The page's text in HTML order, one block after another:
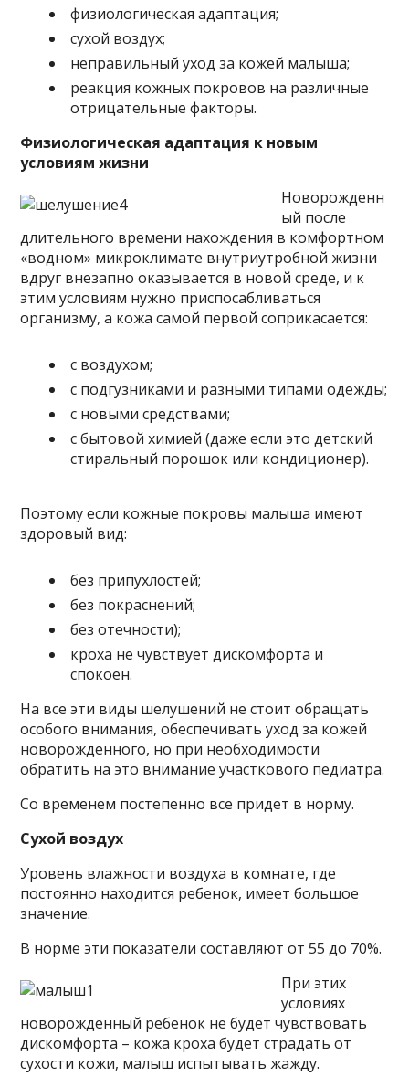
физиологическая адаптация;
сухой воздух;
неправильный уход за кожей малыша;
реакция кожных покровов на различные
отрицательные факторы.
Физиологическая адаптация к новым
условиям жизни
Новорожденн
ый после
длительного времени нахождения в комфортном
«водном» микроклимате внутриутробной жизни
вдруг внезапно оказывается в новой среде, и к
этим условиям нужно приспосабливаться
организму, а кожа самой первой соприкасается:
с воздухом;
с подгузниками и разными типами одежды;
с новыми средствами;
с бытовой химией (даже если это детский
стиральный порошок или кондиционер).
Поэтому если кожные покровы малыша имеют
здоровый вид:
без припухлостей;
без покраснений;
без отечности);
кроха не чувствует дискомфорта и
спокоен.
На все эти виды шелушений не стоит обращать
особого внимания, обеспечивать уход за кожей
новорожденного, но при необходимости
обратить на это внимание участкового педиатра.
Со временем постепенно все придет в норму.
Сухой воздух
Уровень влажности воздуха в комнате, где
постоянно находится ребенок, имеет большое
значение.
В норме эти показатели составляют от 55 до 70%.
При этих
условиях
новорожденный ребенок не будет чувствовать
дискомфорта – кожа кроха будет страдать от
сухости кожи, малыш испытывать жажду.